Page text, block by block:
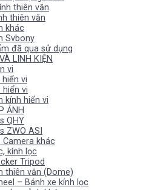
thiên văn
thiên văn
khác
Svbony
đã qua sử dụng
LINH KIỆN
vi
vi
hiển vi
kính hiển vi
ẢNH
QHY
ZWO ASI
Camera khác
kính lọc
Tripod
thiên văn (Dome)
– Bánh xe kính lọc